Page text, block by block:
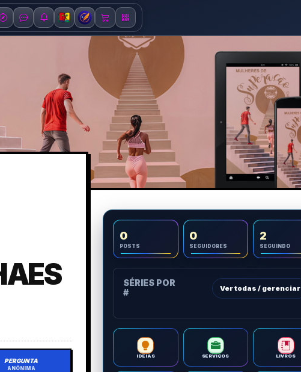
PERGUNTA
ANÔNIMA
0
POSTS
0
SEGUIDORES
2
SEGUINDO
SÉRIES POR
#
Ver todas / gerenciar
IDEIAS SERVIÇOS LIVROS